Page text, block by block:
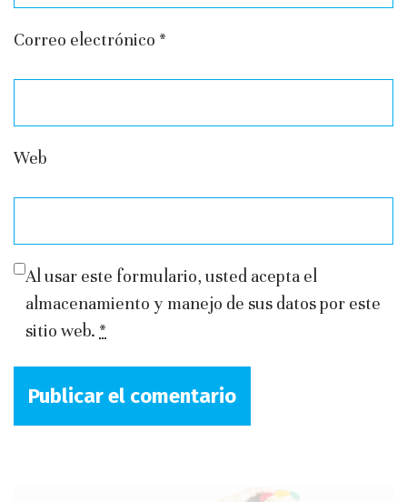
Correo electrónico *
Web
Al usar este formulario, usted acepta el
almacenamiento y manejo de sus datos por este
sitio web. *